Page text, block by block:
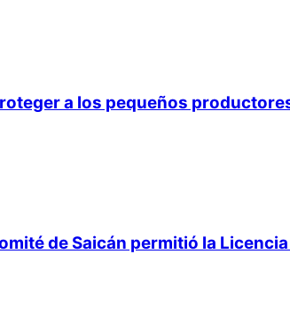
a los pequeños
de Saicán permitió la